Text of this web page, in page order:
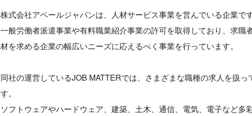
株式会社アベールジャパンは、人材サービス事業を営んでいる企業で
一般労働者派遣事業や有料職業紹介事業の許可を取得しており、求職
材を求める企業の幅広いニーズに応えるべく事業を行っています。
同社の運営しているJOB MATTERでは、さまざまな職種の求人を扱っ
す。
ソフトウェアやハードウェア、建築、土木、通信、電気、電子など多